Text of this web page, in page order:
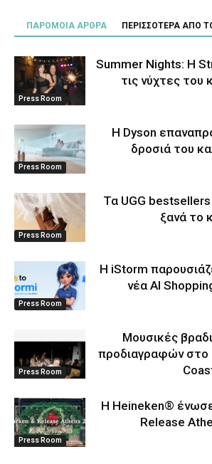
ΠΑΡΟΜΟΙΑ ΑΡΘΡΑ ΠΕΡΙΣΣΟΤΕΡΑ ΑΠΟ
Press Room
Summer Nights: Η
τις νύχτες του
Press Room
Η Dyson
δροσιά του
Press Room
Τα UGG
ξανά το
Press Room
Η iStorm
νέα AI
Press Room
Μουσικές
προδιαγραφών στο
Press Room
Η Heineken®
Release